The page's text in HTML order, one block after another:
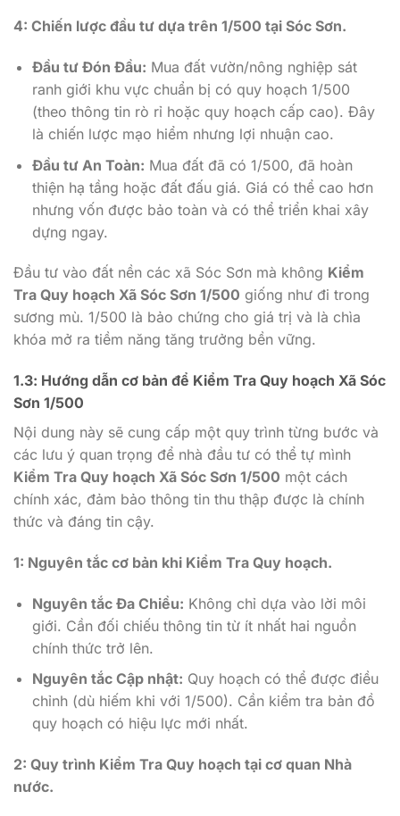
4: Chiến lược đầu tư dựa trên 1/500 tại Sóc Sơn.
Đầu tư Đón Đầu: Mua đất vườn/nông nghiệp sát
ranh giới khu vực chuẩn bị có quy hoạch 1/500
(theo thông tin rò rỉ hoặc quy hoạch cấp cao). Đây
là chiến lược mạo hiểm nhưng lợi nhuận cao.
Đầu tư An Toàn: Mua đất đã có 1/500, đã hoàn
thiện hạ tầng hoặc đất đấu giá. Giá có thể cao hơn
nhưng vốn được bảo toàn và có thể triển khai xây
dựng ngay.
Đầu tư vào đất nền các xã Sóc Sơn mà không Kiểm
Tra Quy hoạch Xã Sóc Sơn 1/500 giống như đi trong
sương mù. 1/500 là bảo chứng cho giá trị và là chìa
khóa mở ra tiềm năng tăng trưởng bền vững.
1.3: Hướng dẫn cơ bản để Kiểm Tra Quy hoạch Xã Sóc
Sơn 1/500
Nội dung này sẽ cung cấp một quy trình từng bước và
các lưu ý quan trọng để nhà đầu tư có thể tự mình
Kiểm Tra Quy hoạch Xã Sóc Sơn 1/500 một cách
chính xác, đảm bảo thông tin thu thập được là chính
thức và đáng tin cậy.
1: Nguyên tắc cơ bản khi Kiểm Tra Quy hoạch.
Nguyên tắc Đa Chiều: Không chỉ dựa vào lời môi
giới. Cần đối chiếu thông tin từ ít nhất hai nguồn
chính thức trở lên.
Nguyên tắc Cập nhật: Quy hoạch có thể được điều
chỉnh (dù hiếm khi với 1/500). Cần kiểm tra bản đồ
quy hoạch có hiệu lực mới nhất.
2: Quy trình Kiểm Tra Quy hoạch tại cơ quan Nhà
nước.